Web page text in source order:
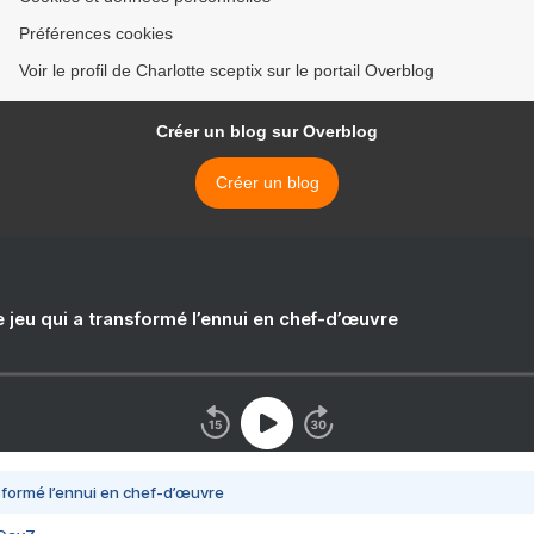
Préférences cookies
Voir le profil de Charlotte sceptix sur le portail Overblog
Créer un blog sur Overblog
Créer un blog
jeu qui a transformé l’ennui en chef-d’œuvre
l’ennui en chef-d’œuvre